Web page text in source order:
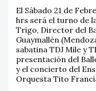
El Sábado 21 de
hrs será el turno de
Trigo, Director del
Guaymallén
sabatina TDJ Mile y
presentación del
y el concierto del
Orquesta Tito